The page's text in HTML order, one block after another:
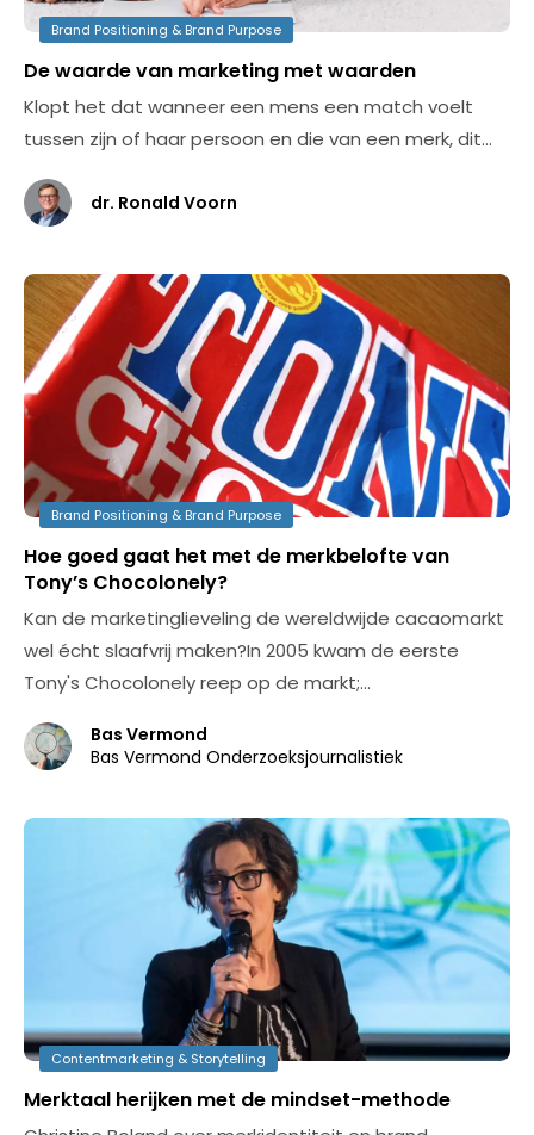
Brand Positioning & Brand Purpose
De waarde van marketing met waarden
Klopt het dat wanneer een mens een match voelt
tussen zijn of haar persoon en die van een merk, dit…
dr. Ronald Voorn
Brand Positioning & Brand Purpose
Hoe goed gaat het met de merkbelofte van
Tony’s Chocolonely?
Kan de marketinglieveling de wereldwijde cacaomarkt
wel écht slaafvrij maken?In 2005 kwam de eerste
Tony's Chocolonely reep op de markt;…
Bas Vermond
Bas Vermond Onderzoeksjournalistiek
Contentmarketing & Storytelling
Merktaal herijken met de mindset-methode